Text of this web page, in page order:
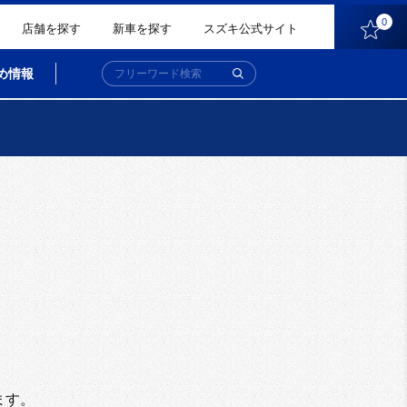
店舗を探す 新車を探す スズキ公式サイト 0
情報
す。